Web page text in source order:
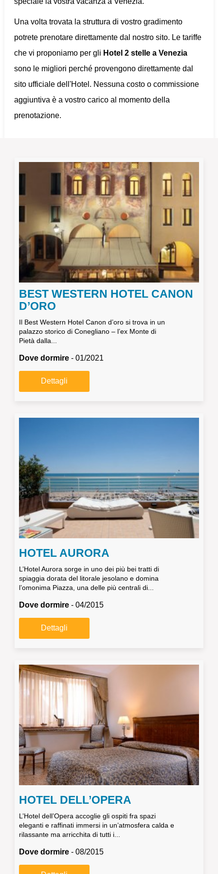
Una volta trovata la struttura di vostro gradimento
potrete prenotare direttamente dal nostro sito. Le tariffe
che vi proponiamo per gli Hotel 2 stelle a Venezia
sono le migliori perché provengono direttamente dal
sito ufficiale dell'Hotel. Nessuna costo o commissione
aggiuntiva è a vostro carico al momento della
prenotazione.
BEST WESTERN HOTEL CANON
D’ORO
Il Best Western Hotel Canon d’oro si trova in un
palazzo storico di Conegliano – l’ex Monte di
Pietà dalla...
Dove dormire - 01/2021
Dettagli
HOTEL AURORA
L’Hotel Aurora sorge in uno dei più bei tratti di
spiaggia dorata del litorale jesolano e domina
l’omonima Piazza, una delle più centrali di...
Dove dormire - 04/2015
Dettagli
HOTEL DELL’OPERA
L’Hotel dell’Opera accoglie gli ospiti fra spazi
eleganti e raffinati immersi in un’atmosfera calda e
rilassante ma arricchita di tutti i...
Dove dormire - 08/2015